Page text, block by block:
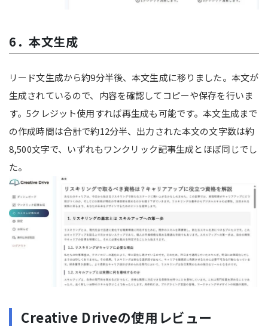
6．本文生成
リード文生成から約9分半後、本文生成に移りました。本文が
生成されているので、内容を確認してコピーや保存を行いま
す。5クレジット使用すれば再生成も可能です。本文生成まで
の作成時間は合計で約12分半、出力された本文の文字数は約
8,500文字で、いずれもワンクリック記事生成とほぼ同じでし
た。
Creative Driveの使用レビュー